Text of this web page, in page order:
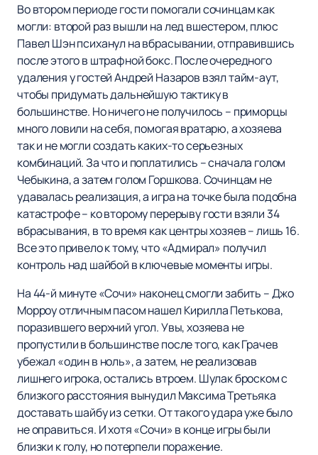
Во втором периоде гости помогали сочинцам как
могли: второй раз вышли на лед вшестером, плюс
Павел Шэн психанул на вбрасывании, отправившись
после этого в штрафной бокс. После очередного
удаления у гостей Андрей Назаров взял тайм-аут,
чтобы придумать дальнейшую тактику в
большинстве. Но ничего не получилось – приморцы
много ловили на себя, помогая вратарю, а хозяева
так и не могли создать каких-то серьезных
комбинаций. За что и поплатились – сначала голом
Чебыкина, а затем голом Горшкова. Сочинцам не
удавалась реализация, а игра на точке была подобна
катастрофе – ко второму перерыву гости взяли 34
вбрасывания, в то время как центры хозяев – лишь 16.
Все это привело к тому, что «Адмирал» получил
контроль над шайбой в ключевые моменты игры.
На 44-й минуте «Сочи» наконец смогли забить – Джо
Морроу отличным пасом нашел Кирилла Петькова,
поразившего верхний угол. Увы, хозяева не
пропустили в большинстве после того, как Грачев
убежал «один в ноль», а затем, не реализовав
лишнего игрока, остались втроем. Шулак броском с
близкого расстояния вынудил Максима Третьяка
доставать шайбу из сетки. От такого удара уже было
не оправиться. И хотя «Сочи» в конце игры были
близки к голу, но потерпели поражение.